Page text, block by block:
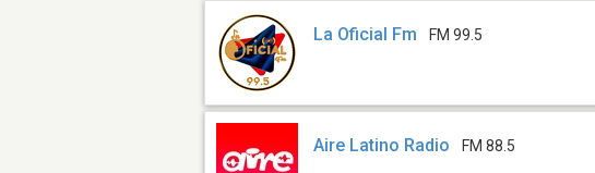
La Oficial Fm FM 99.5
Aire Latino Radio FM 88.5